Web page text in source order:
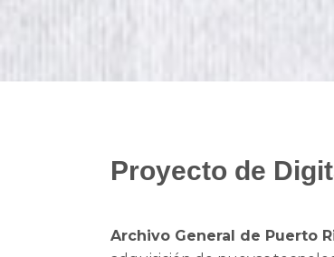
Proyecto de
Archivo General de Puerto